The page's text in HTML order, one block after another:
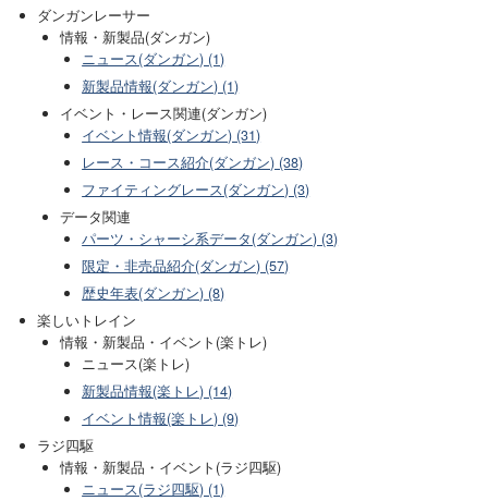
ダンガンレーサー
情報・新製品(ダンガン)
ニュース(ダンガン) (1)
新製品情報(ダンガン) (1)
イベント・レース関連(ダンガン)
イベント情報(ダンガン) (31)
レース・コース紹介(ダンガン) (38)
ファイティングレース(ダンガン) (3)
データ関連
パーツ・シャーシ系データ(ダンガン) (3)
限定・非売品紹介(ダンガン) (57)
歴史年表(ダンガン) (8)
楽しいトレイン
情報・新製品・イベント(楽トレ)
ニュース(楽トレ)
新製品情報(楽トレ) (14)
イベント情報(楽トレ) (9)
ラジ四駆
情報・新製品・イベント(ラジ四駆)
ニュース(ラジ四駆) (1)